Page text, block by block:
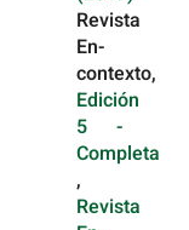
Revista
En-
contexto,
Edición
5 -
Completa
,
Revista